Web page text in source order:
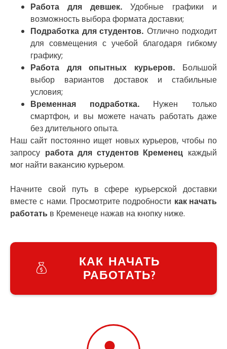
Работа для девшек.Удобные графики и
возможность выбора формата доставки;
Подработка для студентов. Отлично подходит
для совмещения с учебой благодаря гибкому
графику;
Работа для опытных курьеров.Большой
выбор вариантов доставок и стабильные
условия;
Временная подработка.Нужен только
смартфон, и вы можете начать работать даже
без длительного опыта.
Наш сайт постоянно ищет новых курьеров, чтобы по
запросу работа для студентов Кременец каждый
мог найти вакансию курьером.
Начните свой путь в сфере курьерской доставки
вместе с нами. Просмотрите подробности как начать
работать в Кременеце нажав на кнопку ниже.
КАК НАЧАТЬ
РАБОТАТЬ?
Винники
Вишенки
Вишневое
Вита-Почтовая
Волчинец
Вольнянск
Вознесенск
Вышгород
Яготин
Южное
Южноукраинск
Запорожье
Заречаны
Зазимье
Здолбунов
Житомир
Змиев
Знаменка
Звягель